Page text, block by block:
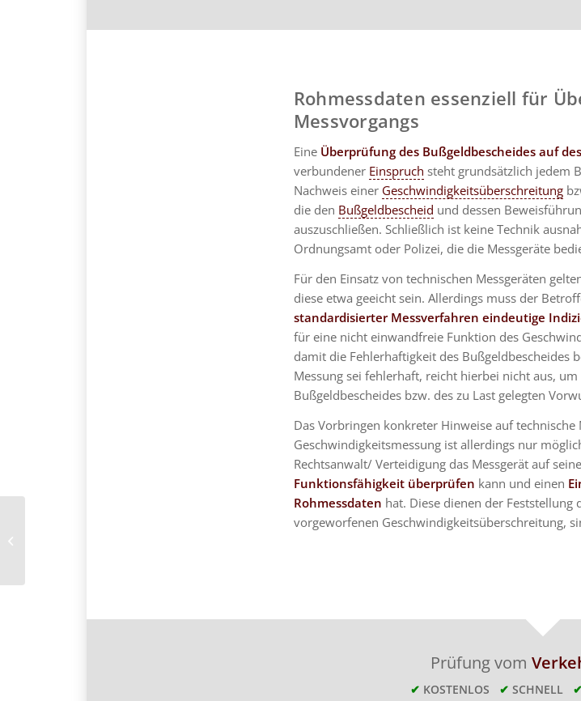
Rohmessdaten essenziell für
Messvorgangs
Eine Überprüfung des Bußgeldbescheides auf
verbundener Einspruch steht grundsätzlich jedem
Nachweis einer Geschwindigkeitsüberschreitung
die den Bußgeldbescheid und dessen
auszuschließen. Schließlich ist keine Technik
Ordnungsamt oder Polizei, die die Messgeräte
Für den Einsatz von technischen Messgeräten
diese etwa geeicht sein. Allerdings muss der
standardisierter Messverfahren eindeutige
für eine nicht einwandfreie Funktion des
damit die Fehlerhaftigkeit des Bußgeldbescheides
Messung sei fehlerhaft, reicht hierbei nicht aus,
Bußgeldbescheides bzw. des zu Last gelegten
Das Vorbringen konkreter Hinweise auf technische
Geschwindigkeitsmessung ist allerdings nur
Rechtsanwalt/ Verteidigung das Messgerät auf seine
Funktionsfähigkeit überprüfen kann und einen
Rohmessdaten hat. Diese dienen der
vorgeworfenen Geschwindigkeitsüberschreitung,
Prüfung vom
✔ KOSTENLOS ✔ SCHNELL ✔